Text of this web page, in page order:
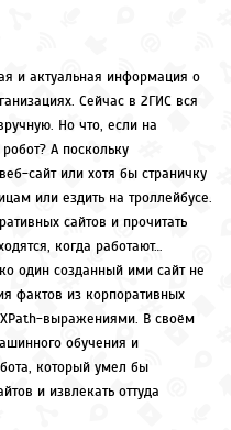
и актуальная информация о
Сейчас в 2ГИС вся
Но что, если на
А поскольку
сайт или хотя бы страничку
или ездить на троллейбусе.
сайтов и прочитать
когда работают…
один созданный ими сайт не
фактов из корпоративных
выражениями. В своём
обучения и
который умел бы
и извлекать оттуда